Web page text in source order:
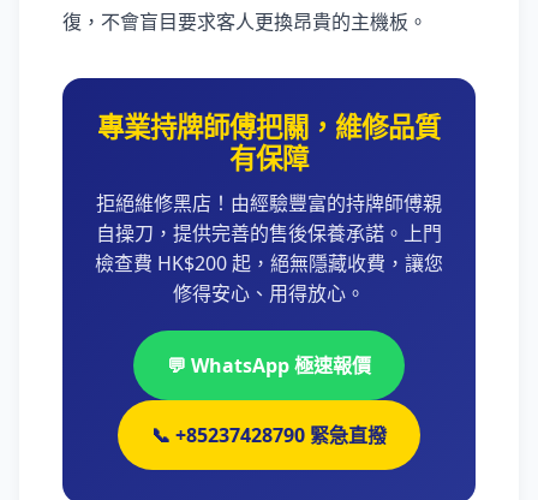
復，不會盲目要求客人更換昂貴的主機板。
專業持牌師傅把關，維修品質
有保障
拒絕維修黑店！由經驗豐富的持牌師傅親
自操刀，提供完善的售後保養承諾。上門
檢查費 HK$200 起，絕無隱藏收費，讓您
修得安心、用得放心。
💬 WhatsApp 極速報價
📞 +85237428790 緊急直撥